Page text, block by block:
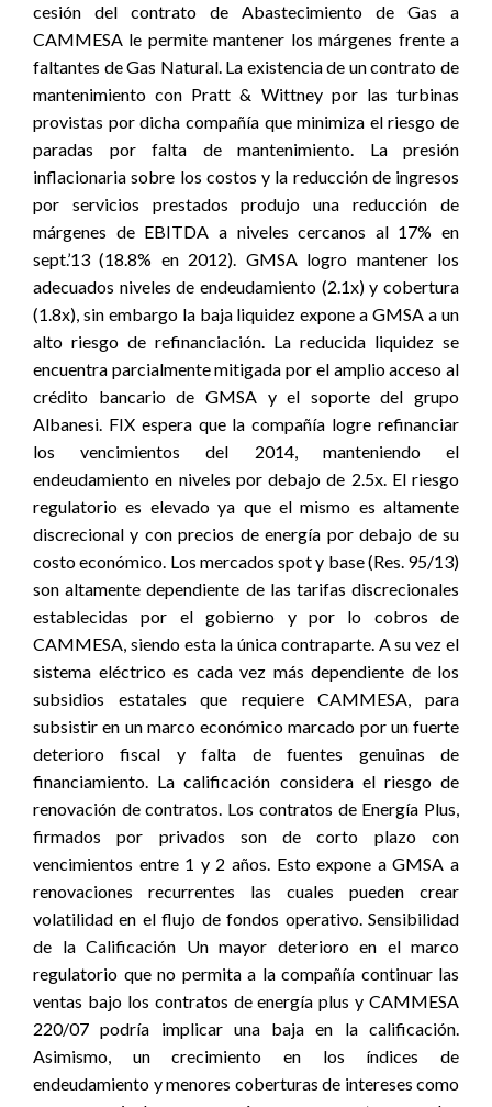
cesión del contrato de Abastecimiento de Gas a
CAMMESA le permite mantener los márgenes frente a
faltantes de Gas Natural. La existencia de un contrato de
mantenimiento con Pratt & Wittney por las turbinas
provistas por dicha compañía que minimiza el riesgo de
paradas por falta de mantenimiento. La presión
inflacionaria sobre los costos y la reducción de ingresos
por servicios prestados produjo una reducción de
márgenes de EBITDA a niveles cercanos al 17% en
sept.’13 (18.8% en 2012). GMSA logro mantener los
adecuados niveles de endeudamiento (2.1x) y cobertura
(1.8x), sin embargo la baja liquidez expone a GMSA a un
alto riesgo de refinanciación. La reducida liquidez se
encuentra parcialmente mitigada por el amplio acceso al
crédito bancario de GMSA y el soporte del grupo
Albanesi. FIX espera que la compañía logre refinanciar
los vencimientos del 2014, manteniendo el
endeudamiento en niveles por debajo de 2.5x. El riesgo
regulatorio es elevado ya que el mismo es altamente
discrecional y con precios de energía por debajo de su
costo económico. Los mercados spot y base (Res. 95/13)
son altamente dependiente de las tarifas discrecionales
establecidas por el gobierno y por lo cobros de
CAMMESA, siendo esta la única contraparte. A su vez el
sistema eléctrico es cada vez más dependiente de los
subsidios estatales que requiere CAMMESA, para
subsistir en un marco económico marcado por un fuerte
deterioro fiscal y falta de fuentes genuinas de
financiamiento. La calificación considera el riesgo de
renovación de contratos. Los contratos de Energía Plus,
firmados por privados son de corto plazo con
vencimientos entre 1 y 2 años. Esto expone a GMSA a
renovaciones recurrentes las cuales pueden crear
volatilidad en el flujo de fondos operativo. Sensibilidad
de la Calificación Un mayor deterioro en el marco
regulatorio que no permita a la compañía continuar las
ventas bajo los contratos de energía plus y CAMMESA
220/07 podría implicar una baja en la calificación.
Asimismo, un crecimiento en los índices de
endeudamiento y menores coberturas de intereses como